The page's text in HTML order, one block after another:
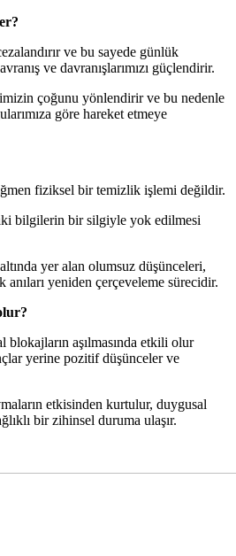
ve bu sayede günlük
ve davranışlarımızı güçlendirir.
çoğunu yönlendirir ve bu nedenle
göre hareket etmeye
fiziksel bir temizlik işlemi değildir.
bilgilerin bir silgiyle yok edilmesi
yer alan olumsuz düşünceleri,
anıları yeniden çerçeveleme sürecidir.
aşılmasında etkili olur
yerine pozitif düşünceler ve
etkisinden kurtulur, duygusal
bir zihinsel duruma ulaşır.